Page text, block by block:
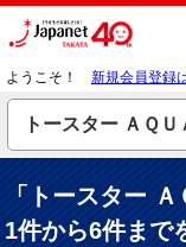
ようこそ！ 新規会員登録
「トースター
1件から6件まで